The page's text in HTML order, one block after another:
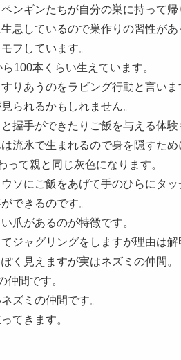
ンギンたちが自分の巣に持って帰
息しているので巣作りの習性があ
フしています。
100本くらい生えています。
りあうのをラビング行動と言いま
られるかもしれません。
握手ができたりご飯を与える体験
流氷で生まれるので身を隠すため
て親と同じ灰色になります。
ソにご飯をあげて手のひらにタッ
できるのです。
爪があるのが特徴です。
ジャグリングをしますが理由は解
く見えますが実はネズミの仲間。
仲間です。
ズミの仲間です。
てきます。